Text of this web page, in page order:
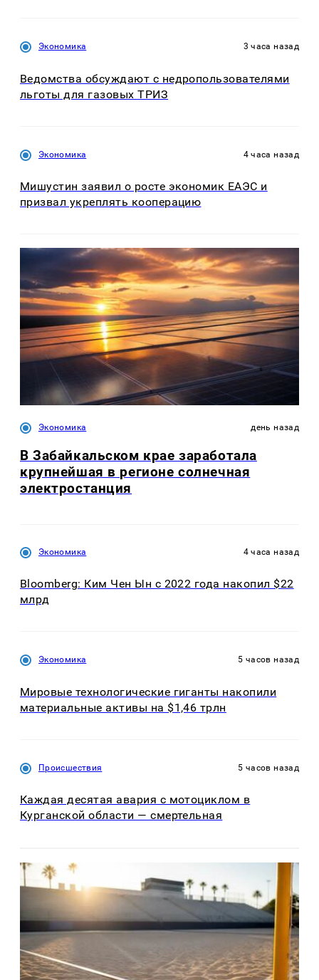
Экономика 3 часа назад
Ведомства обсуждают с недропользователями
льготы для газовых ТРИЗ
Экономика 4 часа назад
Мишустин заявил о росте экономик ЕАЭС и
призвал укреплять кооперацию
Экономика день назад
В Забайкальском крае заработала
крупнейшая в регионе солнечная
электростанция
Экономика 4 часа назад
Bloomberg: Ким Чен Ын с 2022 года накопил $22
млрд
Экономика 5 часов назад
Мировые технологические гиганты накопили
материальные активы на $1,46 трлн
Происшествия 5 часов назад
Каждая десятая авария с мотоциклом в
Курганской области — смертельная